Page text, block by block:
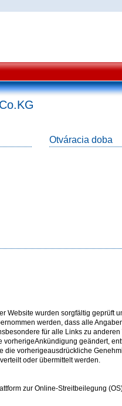
Otváracia doba
Website wurden sorgfältig geprüft
werden, dass alle
für alle Links zu
geändert,
die vorherigeausdrückliche
oder übermittelt werden.
zur Online-Streitbeilegung